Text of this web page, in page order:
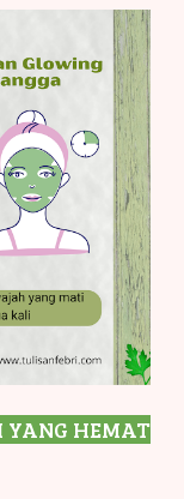
YANG HEMAT